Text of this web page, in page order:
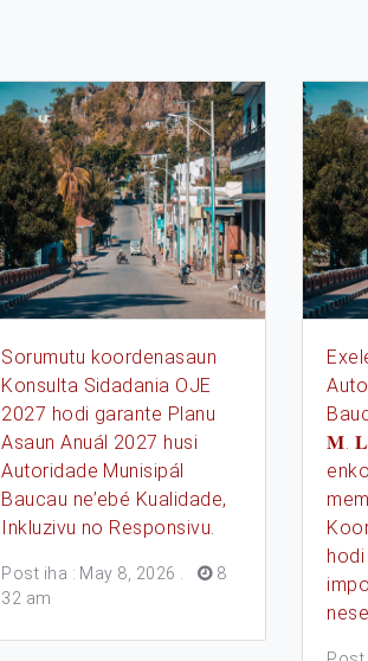
Sorumutu koordenasaun
Konsulta Sidadania OJE
2027 hodi garante Planu
Asaun Anuál 2027 husi
Autoridade Munisipál
Baucau ne’ebé Kualidade,
Inkluzivu no Responsivu.
Post iha : May 8, 2026
8
32 am
𝐌.